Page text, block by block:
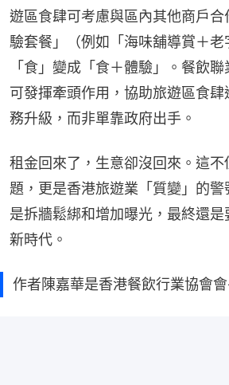
遊區食肆可考慮與區內其他商戶
驗套餐」（例如「海味舖導賞＋
「食」變成「食＋體驗」。餐飲
可發揮牽頭作用，協助旅遊區食
務升級，而非單靠政府出手。
租金回來了，生意卻沒回來。這
題，更是香港旅遊業「質變」的警
是拆牆鬆綁和增加曝光，最終還
新時代。
作者陳嘉華是香港餐飲行業協會會